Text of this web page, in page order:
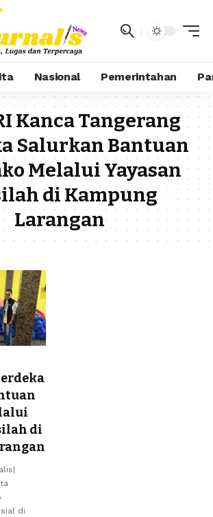
Nasional Pemerintahan
Kanca Tangerang
Salurkan Bantuan
Melalui Yayasan
di Kampung
Larangan
di
di